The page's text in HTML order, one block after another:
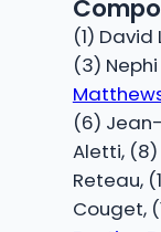
(1)
(3)
(6)
Aletti, (8)
Reteau,
Couget,